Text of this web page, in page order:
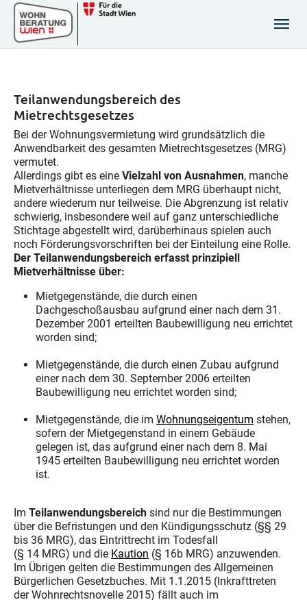
Zum Hauptinhalt springen
Skip to page footer
Teilanwendungsbereich des
Mietrechtsgesetzes
Bei der Wohnungsvermietung wird grundsätzlich die
Anwendbarkeit des gesamten Mietrechtsgesetzes (MRG)
vermutet.
Allerdings gibt es eine Vielzahl von Ausnahmen, manche
Mietverhältnisse unterliegen dem MRG überhaupt nicht,
andere wiederum nur teilweise. Die Abgrenzung ist relativ
schwierig, insbesondere weil auf ganz unterschiedliche
Stichtage abgestellt wird, darüberhinaus spielen auch
noch Förderungsvorschriften bei der Einteilung eine Rolle.
Der Teilanwendungsbereich erfasst prinzipiell
Mietverhältnisse über:
Mietgegenstände, die durch einen
Dachgeschoßausbau aufgrund einer nach dem 31.
Dezember 2001 erteilten Baubewilligung neu errichtet
worden sind;
Mietgegenstände, die durch einen Zubau aufgrund
einer nach dem 30. September 2006 erteilten
Baubewilligung neu errichtet worden sind;
Mietgegenstände, die im Wohnungseigentum stehen,
sofern der Mietgegenstand in einem Gebäude
gelegen ist, das aufgrund einer nach dem 8. Mai
1945 erteilten Baubewilligung neu errichtet worden
ist.
Im Teilanwendungsbereich sind nur die Bestimmungen
über die Befristungen und den Kündigungsschutz (§§ 29
bis 36 MRG), das Eintrittrecht im Todesfall
(§ 14 MRG) und die Kaution (§ 16b MRG) anzuwenden.
Im Übrigen gelten die Bestimmungen des Allgemeinen
Bürgerlichen Gesetzbuches. Mit 1.1.2015 (Inkrafttreten
der Wohnrechtsnovelle 2015) fällt auch im